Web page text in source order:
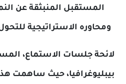
المنبثقة عن النموذج
الاستراتيجية للتحول وكذا
جلسات الاستماع،
حيث ساهمت هذه